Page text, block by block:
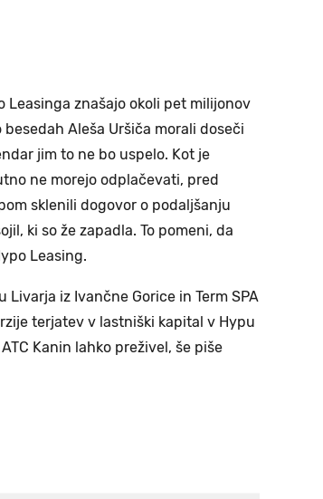
Leasinga znašajo okoli pet milijonov
Aleša Uršiča morali doseči
jim to ne bo uspelo. Kot je
ne morejo odplačevati, pred
sklenili dogovor o podaljšanju
ki so že zapadla. To pomeni, da
Leasing.
iz Ivančne Gorice in Term SPA
terjatev v lastniški kapital v Hypu
Kanin lahko preživel, še piše